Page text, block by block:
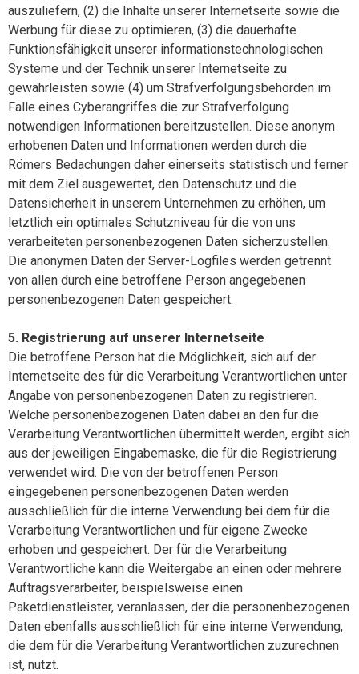
auszuliefern, (2) die Inhalte unserer Internetseite sowie die
Werbung für diese zu optimieren, (3) die dauerhafte
Funktionsfähigkeit unserer informationstechnologischen
Systeme und der Technik unserer Internetseite zu
gewährleisten sowie (4) um Strafverfolgungsbehörden im
Falle eines Cyberangriffes die zur Strafverfolgung
notwendigen Informationen bereitzustellen. Diese anonym
erhobenen Daten und Informationen werden durch die
Römers Bedachungen daher einerseits statistisch und ferner
mit dem Ziel ausgewertet, den Datenschutz und die
Datensicherheit in unserem Unternehmen zu erhöhen, um
letztlich ein optimales Schutzniveau für die von uns
verarbeiteten personenbezogenen Daten sicherzustellen.
Die anonymen Daten der Server-Logfiles werden getrennt
von allen durch eine betroffene Person angegebenen
personenbezogenen Daten gespeichert.
5. Registrierung auf unserer Internetseite
Die betroffene Person hat die Möglichkeit, sich auf der
Internetseite des für die Verarbeitung Verantwortlichen unter
Angabe von personenbezogenen Daten zu registrieren.
Welche personenbezogenen Daten dabei an den für die
Verarbeitung Verantwortlichen übermittelt werden, ergibt sich
aus der jeweiligen Eingabemaske, die für die Registrierung
verwendet wird. Die von der betroffenen Person
eingegebenen personenbezogenen Daten werden
ausschließlich für die interne Verwendung bei dem für die
Verarbeitung Verantwortlichen und für eigene Zwecke
erhoben und gespeichert. Der für die Verarbeitung
Verantwortliche kann die Weitergabe an einen oder mehrere
Auftragsverarbeiter, beispielsweise einen
Paketdienstleister, veranlassen, der die personenbezogenen
Daten ebenfalls ausschließlich für eine interne Verwendung,
die dem für die Verarbeitung Verantwortlichen zuzurechnen
ist, nutzt.